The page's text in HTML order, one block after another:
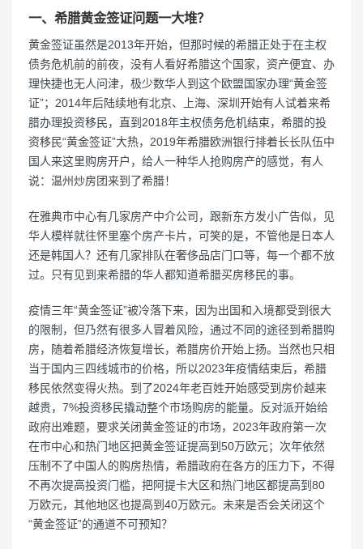
一、希腊黄金签证问题一大堆？
黄金签证虽然是2013年开始，但那时候的希腊正处于在主权
债务危机前的前夜，没有人看好希腊这个国家，资产便宜、办
理快捷也无人问津，极少数华人到这个欧盟国家办理“黄金签
证”；2014年后陆续地有北京、上海、深圳开始有人试着来希
腊办理投资移民，直到2018年主权债务危机结束，希腊的投
资移民“黄金签证”大热，2019年希腊欧洲银行排着长长队伍中
国人来这里购房开户，给人一种华人抢购房产的感觉，有人
说：温州炒房团来到了希腊！
在雅典市中心有几家房产中介公司，跟新东方发小广告似，见
华人模样就往怀里塞个房产卡片，可笑的是，不管他是日本人
还是韩国人？还有几家排队在奢侈品店门口等，每一个都不放
过。只有见到来希腊的华人都知道希腊买房移民的事。
疫情三年“黄金签证”被冷落下来，因为出国和入境都受到很大
的限制，但乃然有很多人冒着风险，通过不同的途径到希腊购
房，随着希腊经济恢复增长，希腊房价开始上扬。当然也只相
当于国内三四线城市的价格，所以2023年疫情结束后，希腊
移民依然变得火热。到了2024年老百姓开始感受到房价越来
越贵，7%投资移民撬动整个市场购房的能量。反对派开始给
政府出难题，要求关闭黄金签证的市场，2023年政府第一次
在市中心和热门地区把黄金签证提高到50万欧元；次年依然
压制不了中国人的购房热情，希腊政府在各方的压力下，不得
不再次提高投资门槛，把阿提卡大区和热门地区都提高到80
万欧元，其他地区也提高到40万欧元。未来是否会关闭这个
“黄金签证”的通道不可预知？